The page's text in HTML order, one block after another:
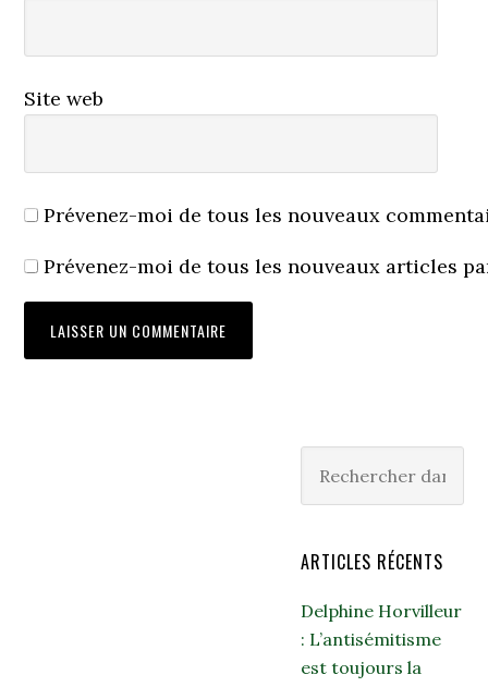
Site web
Prévenez-moi de tous les nouveaux
Prévenez-moi de tous les nouveaux articles
ARTICLES RÉCENTS
Delphine Horvilleur
: L’antisémitisme
est toujours la